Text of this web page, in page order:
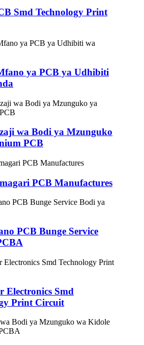
Smd Technology Print
ya PCB ya Udhibiti
wa Bodi ya Mzunguko
PCB
PCB Manufactures
PCB Bunge Service
Electronics Smd
Print Circuit